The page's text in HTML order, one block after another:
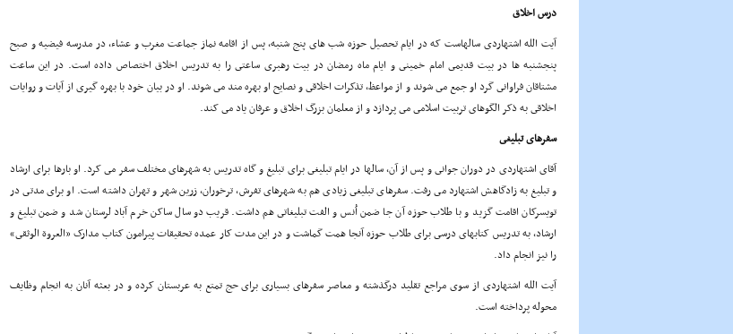
درس اخلاق
آیت الله اشتهاردى سالهاست که در ایام تحصیل حوزه شب هاى پنج شنبه، پس از اقامه نماز جماعت مغرب و عشاء، در مدرسه فیضیه و صبح
پنجشنبه ها در بیت قدیمى امام خمینى و ایام ماه رمضان در بیت رهبرى ساعتى را به تدریس اخلاق اختصاص داده است. در این ساعت
مشتاقان فراوانى گرد او جمع مى شوند و از مواعظ، تذکرات اخلاقى و نصایح او بهره مند مى شوند. او در بیان خود با بهره گیرى از آیات و روایات
اخلاقى به ذکر الگوهاى تربیت اسلامى مى پردازد و از معلمان بزرگ اخلاق و عرفان یاد مى کند.
سفرهاى تبلیغى
آقاى اشتهاردى در دوران جوانى و پس از آن، سالها در ایام تبلیغى براى تبلیغ و گاه تدریس به شهرهاى مختلف سفر مى کرد. او بارها براى ارشاد
و تبلیغ به زادگاهش اشتهارد مى رفت. سفرهاى تبلیغى زیادى هم به شهرهاى تفرش، ترخوران، زرین شهر و تهران داشته است. او براى مدتى در
تویسرکان اقامت گزید و با طلاب حوزه آن جا ضمن اُنس و الفت تبلیغاتى هم داشت. قریب دو سال ساکن خرم آباد لرستان شد و ضمن تبلیغ و
ارشاد، به تدریس کتابهاى درسى براى طلاب حوزه آنجا همت گماشت و در این مدت کار عمده تحقیقات پیرامون کتاب مدارک «العروة الوثقى»
را نیز انجام داد.
آیت الله اشتهاردى از سوى مراجع تقلید درگذشته و معاصر سفرهاى بسیارى براى حج تمتع به عربستان کرده و در بعثه آنان به انجام وظایف
محوله پرداخته است.